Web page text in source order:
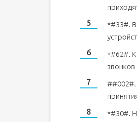
*#33#. В
*#62#.
звонков
##002#.
*#30#.